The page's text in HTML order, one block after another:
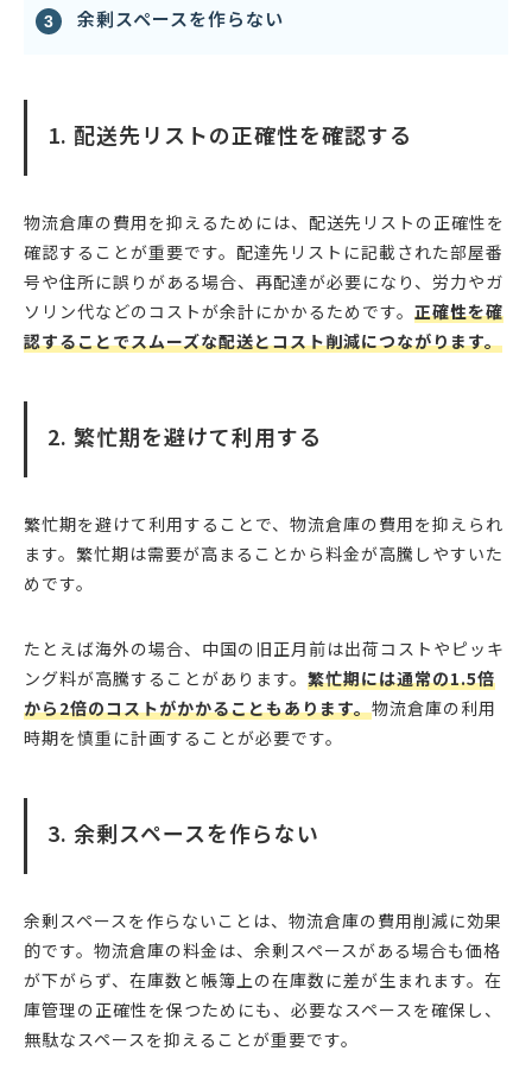
余剰スペースを作らない
1. 配送先リストの正確性を確認する
物流倉庫の費用を抑えるためには、配送先リストの正確性を
確認することが重要です。配達先リストに記載された部屋番
号や住所に誤りがある場合、再配達が必要になり、労力やガ
ソリン代などのコストが余計にかかるためです。 正確性を確
認することでスムーズな配送とコスト削減につながります。
2. 繁忙期を避けて利用する
繁忙期を避けて利用することで、物流倉庫の費用を抑えられ
ます。繁忙期は需要が高まることから料金が高騰しやすいた
めです。
たとえば海外の場合、中国の旧正月前は出荷コストやピッキ
ング料が高騰することがあります。 繁忙期には通常の1.5倍
から2倍のコストがかかることもあります。物流倉庫の利用
時期を慎重に計画することが必要です。
3. 余剰スペースを作らない
余剰スペースを作らないことは、物流倉庫の費用削減に効果
的です。物流倉庫の料金は、余剰スペースがある場合も価格
が下がらず、在庫数と帳簿上の在庫数に差が生まれます。在
庫管理の正確性を保つためにも、必要なスペースを確保し、
無駄なスペースを抑えることが重要です。